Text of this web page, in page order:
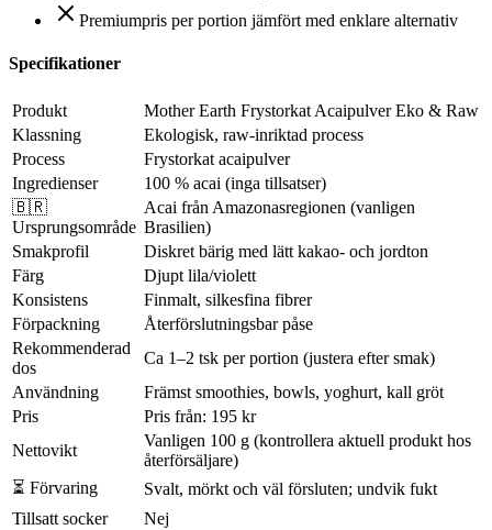
Premiumpris per portion jämfört med enklare alternativ
Specifikationer
Produkt
Mother Earth Frystorkat Acaipulver Eko & Raw
Klassning
Ekologisk, raw-inriktad process
Process
Frystorkat acaipulver
Ingredienser
100 % acai (inga tillsatser)
🇧🇷
Ursprungsområde
Acai från Amazonasregionen (vanligen
Brasilien)
Smakprofil
Diskret bärig med lätt kakao- och jordton
Färg
Djupt lila/violett
Konsistens
Finmalt, silkesfina fibrer
Förpackning
Återförslutningsbar påse
Rekommenderad
dos
Ca 1–2 tsk per portion (justera efter smak)
Användning
Främst smoothies, bowls, yoghurt, kall gröt
Pris
Pris från: 195 kr
Nettovikt
Vanligen 100 g (kontrollera aktuell produkt hos
återförsäljare)
⏳ Förvaring
Svalt, mörkt och väl försluten; undvik fukt
Tillsatt socker
Nej